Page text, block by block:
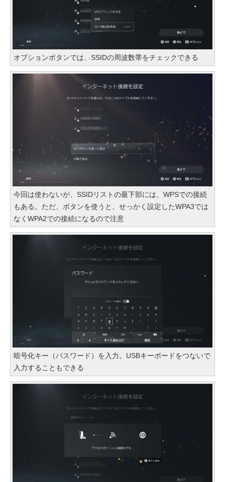
オプションボタンでは、SSIDの周波数帯をチェックできる
今回は使わないが、SSIDリストの最下部には、WPSでの接続
もある。ただ、ボタンを使うと、せっかく設定したWPA3では
なくWPA2での接続になるので注意
暗号化キー（パスワード）を入力。USBキーボードをつないで
入力することもできる